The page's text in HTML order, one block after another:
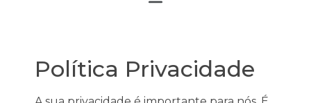
Política Privacidade